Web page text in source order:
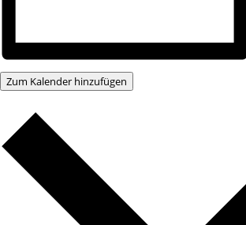
Zum Kalender hinzufügen